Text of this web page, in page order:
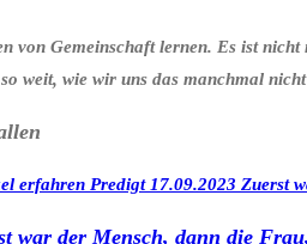
von Gemeinschaft lernen. Es ist
weit, wie wir uns das manchmal
war der Mensch, dann die